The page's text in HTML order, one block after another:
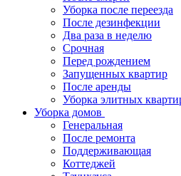
Уборка после переезда
После дезинфекции
Два раза в неделю
Срочная
Перед рождением
Запущенных квартир
После аренды
Уборка элитных
Уборка домов
Генеральная
После ремонта
Поддерживающая
Коттеджей